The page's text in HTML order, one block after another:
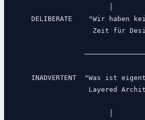
DELIBERATE    "Wir haben
Zeit für
INADVERTENT  "Was ist
Layered